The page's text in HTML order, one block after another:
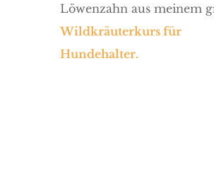
Löwenzahn aus meinem
Wildkräuterkurs für
Hundehalter.